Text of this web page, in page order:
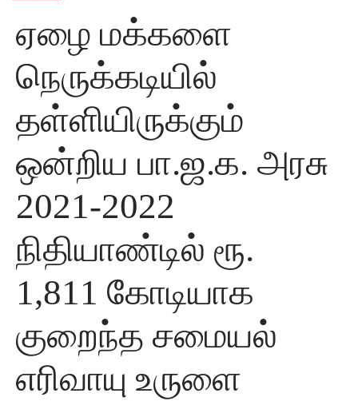
ஏழை மக்களை
நெருக்கடியில்
தள்ளியிருக்கும்
ஒன்றிய பா.ஜ.க. அரசு
2021-2022
நிதியாண்டில் ரூ.
1,811 கோடியாக
குறைந்த சமையல்
எரிவாயு உருளை